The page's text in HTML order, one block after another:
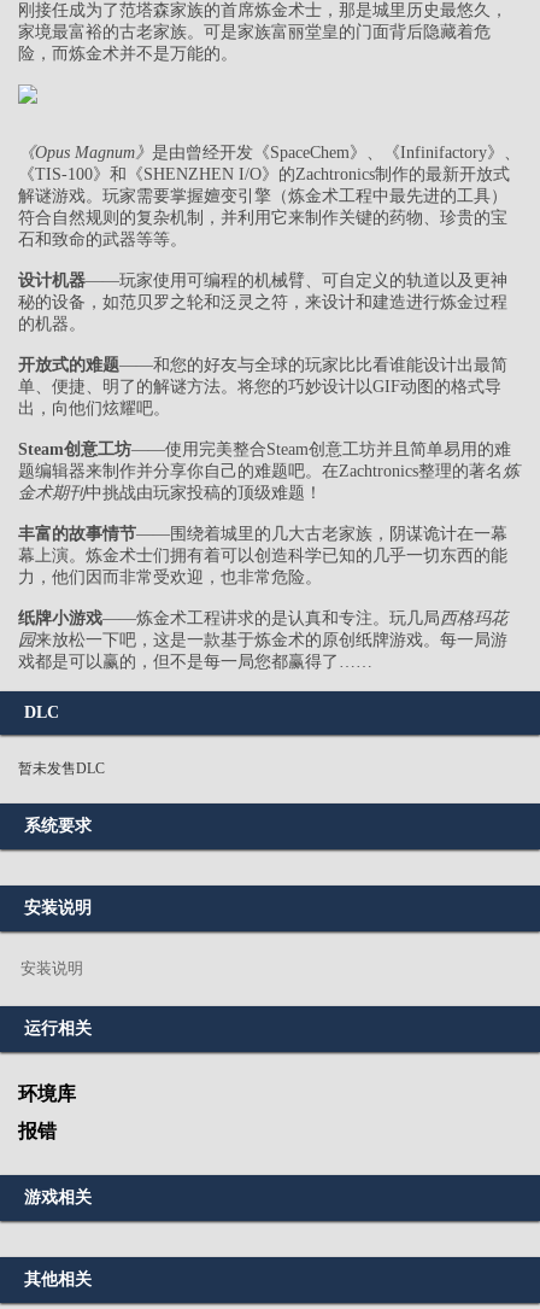
刚接任成为了范塔森家族的首席炼金术士，那是城里历史最悠久，
家境最富裕的古老家族。可是家族富丽堂皇的门面背后隐藏着危
险，而炼金术并不是万能的。
《Opus Magnum》 是由曾经开发《SpaceChem》、《Infinifactory》、
《TIS-100》和《SHENZHEN I/O》的Zachtronics制作的最新开放式
解谜游戏。玩家需要掌握嬗变引擎（炼金术工程中最先进的工具）
符合自然规则的复杂机制，并利用它来制作关键的药物、珍贵的宝
石和致命的武器等等。
设计机器——玩家使用可编程的机械臂、可自定义的轨道以及更神
秘的设备，如范贝罗之轮和泛灵之符，来设计和建造进行炼金过程
的机器。
开放式的难题——和您的好友与全球的玩家比比看谁能设计出最简
单、便捷、明了的解谜方法。将您的巧妙设计以GIF动图的格式导
出，向他们炫耀吧。
Steam创意工坊——使用完美整合Steam创意工坊并且简单易用的难
题编辑器来制作并分享你自己的难题吧。在Zachtronics整理的著名 炼
金术期刊中挑战由玩家投稿的顶级难题！
丰富的故事情节——围绕着城里的几大古老家族，阴谋诡计在一幕
幕上演。炼金术士们拥有着可以创造科学已知的几乎一切东西的能
力，他们因而非常受欢迎，也非常危险。
纸牌小游戏——炼金术工程讲求的是认真和专注。玩几局西格玛花
园来放松一下吧，这是一款基于炼金术的原创纸牌游戏。每一局游
戏都是可以赢的，但不是每一局您都赢得了……
DLC
暂未发售DLC
系统要求
安装说明
安装说明
运行相关
环境库
报错
游戏相关
其他相关